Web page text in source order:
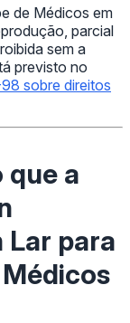
de Médicos em
parcial
sem a
previsto no
sobre direitos
que a
Lar para